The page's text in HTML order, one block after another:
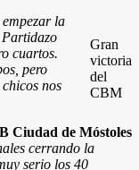
Gran
victoria
del
CBM
la
cuartos.
pero
nos
Ciudad de Móstoles
cerrando la
serio los 40